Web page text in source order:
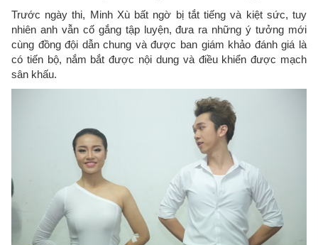
Trước ngày thi, Minh Xù bất ngờ bị tắt tiếng và kiệt sức, tuy
nhiên anh vẫn cố gắng tập luyện, đưa ra những ý tưởng mới
cùng đồng đội dẫn chung và được ban giám khảo đánh giá là
có tiến bộ, nắm bắt được nội dung và điều khiển được mạch
sân khấu.